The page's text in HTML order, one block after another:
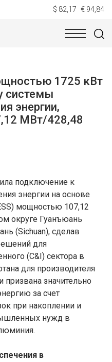
$ 82,17 € 94,84
1725 кВт
системы
энергии,
МВт/428,48
подключение к
энергии на основе
мощностью 107,12
округе Гуанъюань
(Sichuan), сделав
для
(C&I) сектора в
для производителя
значительно
за счет
при накоплении и
нужд в
в